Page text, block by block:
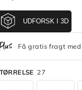
Få gratis fragt med
27